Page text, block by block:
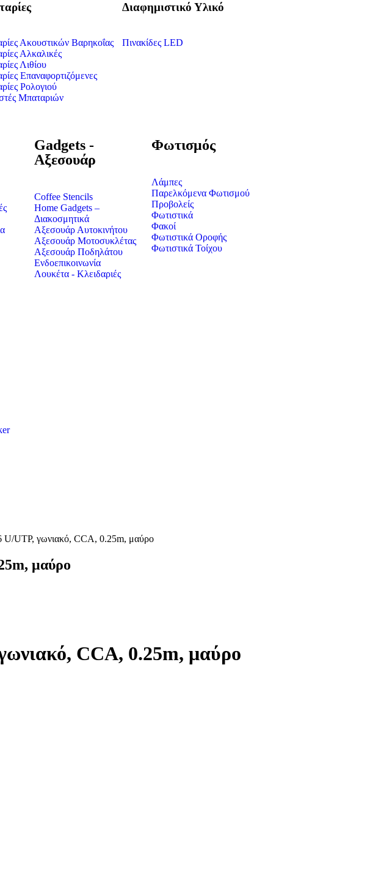
Ακουστικών Βαρηκοΐας
Αλκαλικές
Λιθίου
Επαναφορτιζόμενες
Ρολογιού
Μπαταριών
Διαφημιστικό Υλικό
Πινακίδες LED
Gadgets -
Αξεσουάρ
Coffee Stencils
Home Gadgets –
Διακοσμητικά
Αξεσουάρ Αυτοκινήτου
Αξεσουάρ Μοτοσυκλέτας
Αξεσουάρ Ποδηλάτου
Ενδοεπικοινωνία
Λουκέτα - Κλειδαριές
Φωτισμός
Λάμπες
Παρελκόμενα Φωτισμού
Προβολείς
Φωτιστικά
Φακοί
Φωτιστικά Οροφής
Φωτιστικά Τοίχου
UTP, γωνιακό, CCA, 0.25m, μαύρο
μαύρο
CCA, 0.25m, μαύρο